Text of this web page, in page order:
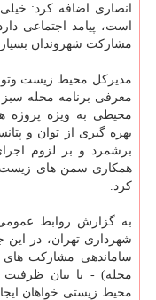
انصاری اضافه کرد:
است، پیامد اجتماعی
مشارکت شهروندان بسیار
مدیرکل محیط زیست
معرفی برنامه محله
محیطی به ویژه پروژه
بهره گیری از توان و
برشمرد و بر لزوم
همکاری سمن های زیست
کرد.
به گزارش روابط
شهرداری تهران، در این
ساماندهی مشارکت های
محله) - با بیان ظرفیت
محیط زیستی خواهان